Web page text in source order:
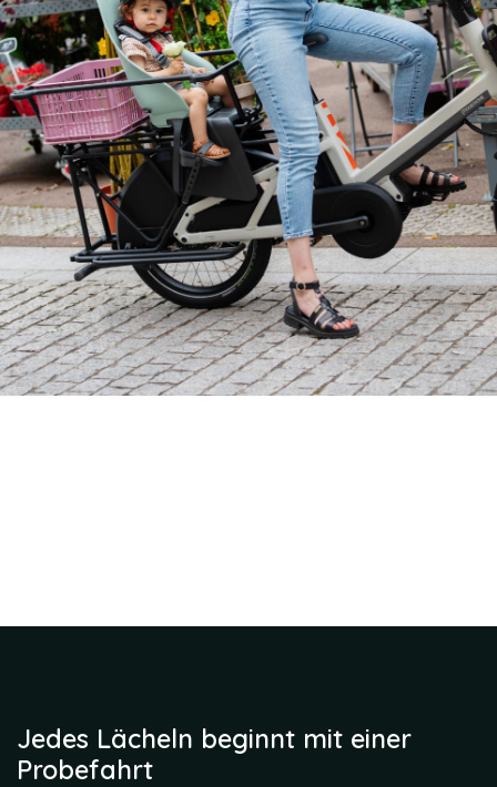
Jedes Lächeln beginnt mit einer
Probefahrt